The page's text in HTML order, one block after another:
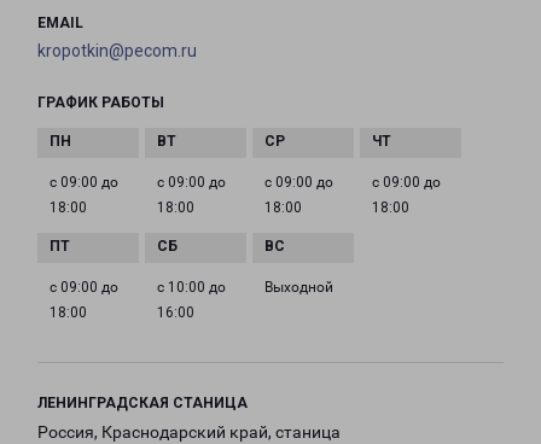
EMAIL
kropotkin@pecom.ru
ГРАФИК РАБОТЫ
с 09:00 до
18:00
с 09:00 до
18:00
с 09:00 до
18:00
с 09:00 до
18:00
с 09:00 до
18:00
с 10:00 до
16:00
Выходной
ЛЕНИНГРАДСКАЯ СТАНИЦА
Россия, Краснодарский край, станица